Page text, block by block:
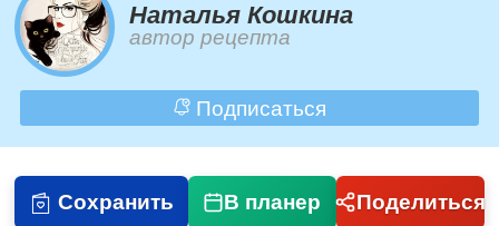
Наталья Кошкина
автор рецепта
Подписаться
Сохранить В планер Поделиться